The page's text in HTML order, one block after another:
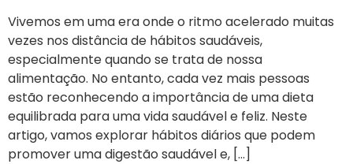
Vivemos em uma era onde o ritmo acelerado muitas
vezes nos distância de hábitos saudáveis,
especialmente quando se trata de nossa
alimentação. No entanto, cada vez mais pessoas
estão reconhecendo a importância de uma dieta
equilibrada para uma vida saudável e feliz. Neste
artigo, vamos explorar hábitos diários que podem
promover uma digestão saudável e, […]